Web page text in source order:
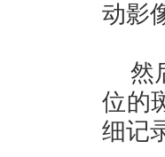
动影
然
位的
细记